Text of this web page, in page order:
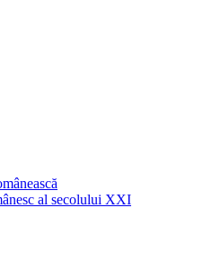
al secolului XXI